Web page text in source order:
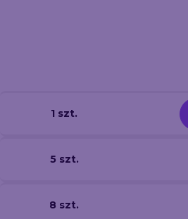
1 szt.
5 szt.
8 szt.